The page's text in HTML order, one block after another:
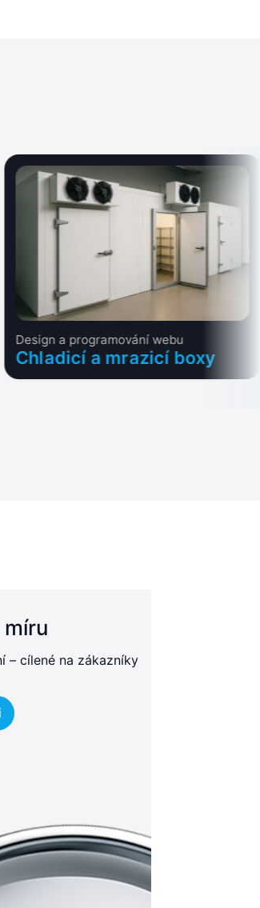
Design a programování webu
Chladicí a mrazicí boxy
– cílené na zákazníky